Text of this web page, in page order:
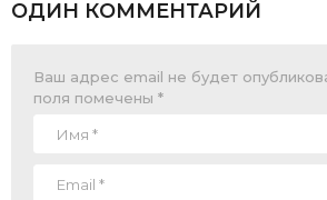
ОДИН КОММЕНТАРИЙ
Ваш адрес email не будет
поля помечены *